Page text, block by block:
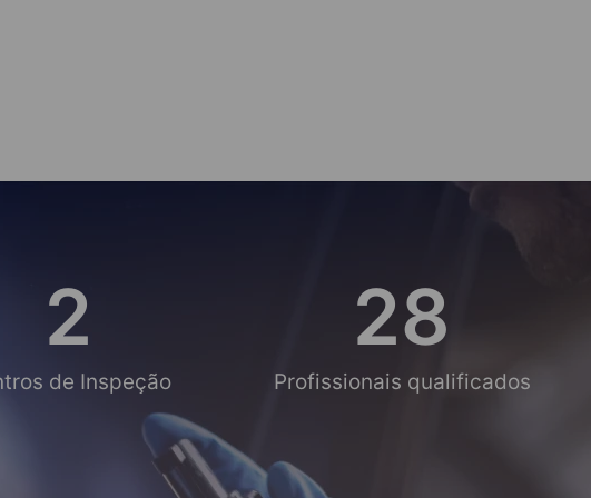
de Inspeção
2
Profissionais qualificados
28